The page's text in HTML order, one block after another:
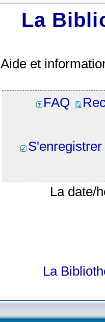
La
Aide et
FAQ
S'enregistrer
La date/
La